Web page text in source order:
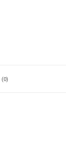
(0)